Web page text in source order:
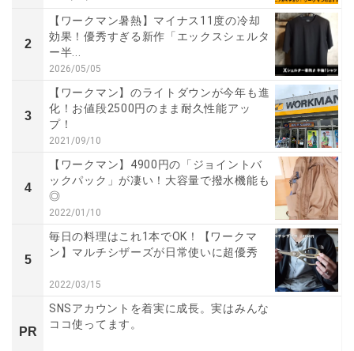
2
【ワークマン暑熱】マイナス11度の冷却
効果！優秀すぎる新作「エックスシェルタ
ー半...
2026/05/05
3
【ワークマン】のライトダウンが今年も進
化！お値段2500円のまま耐久性能アッ
プ！
2021/09/10
4
【ワークマン】4900円の「ジョイントバ
ックパック」が凄い！大容量で撥水機能も
◎
2022/01/10
5
毎日の料理はこれ1本でOK！【ワークマ
ン】マルチシザーズが日常使いに超優秀
2022/03/15
PR
SNSアカウントを着実に成長。実はみんな
ココ使ってます。